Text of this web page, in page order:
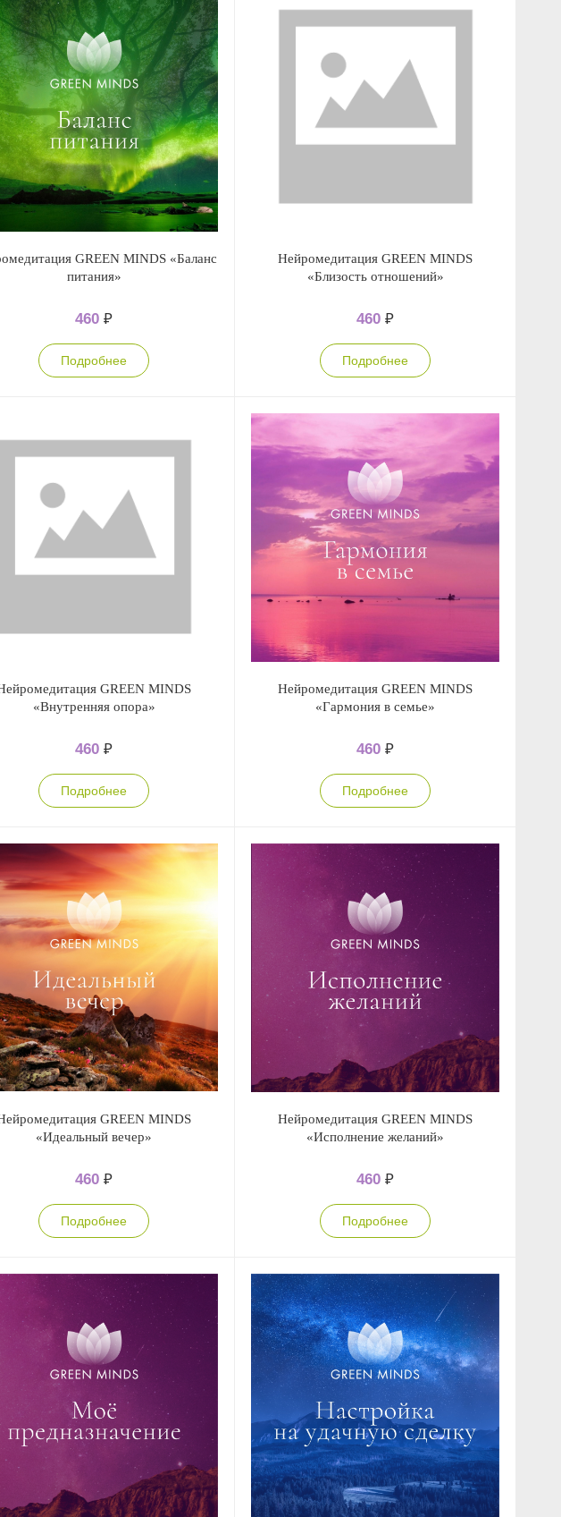
GREEN MINDS «Баланс
питания»
460₽
Подробнее
Нейромедитация GREEN MINDS
«Близость отношений»
460₽
Подробнее
GREEN MINDS
«Внутренняя опора»
460₽
Подробнее
Нейромедитация GREEN MINDS
«Гармония в семье»
460₽
Подробнее
GREEN MINDS
«Идеальный вечер»
460₽
Подробнее
Нейромедитация GREEN MINDS
«Исполнение желаний»
460₽
Подробнее